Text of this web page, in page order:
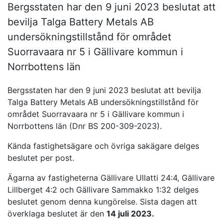
Bergsstaten har den 9 juni 2023 beslutat att
bevilja Talga Battery Metals AB
undersökningstillstånd för området
Suorravaara nr 5 i Gällivare kommun i
Norrbottens län
Bergsstaten har den 9 juni 2023 beslutat att bevilja
Talga Battery Metals AB undersökningstillstånd för
området Suorravaara nr 5 i Gällivare kommun i
Norrbottens län (Dnr BS 200-309-2023).
Kända fastighetsägare och övriga sakägare delges
beslutet per post.
Ägarna av fastigheterna Gällivare Ullatti 24:4, Gällivare
Lillberget 4:2 och Gällivare Sammakko 1:32 delges
beslutet genom denna kungörelse. Sista dagen att
överklaga beslutet är den 14 juli 2023.